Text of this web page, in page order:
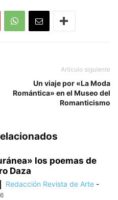
Artículo siguiente
Un viaje por «La Moda
Romántica» en el Museo del
Romanticismo
los poemas de
Daza
Redacción Revista de Arte -